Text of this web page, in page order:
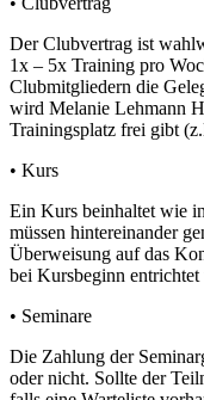
Der Clubvertrag ist
1x – 5x Training pro
Clubmitgliedern die
wird Melanie Lehmann
Trainingsplatz frei gibt
• Kurs
Ein Kurs beinhaltet wie
müssen hintereinander
Überweisung auf das
bei Kursbeginn entrichtet
• Seminare
Die Zahlung der
oder nicht. Sollte der